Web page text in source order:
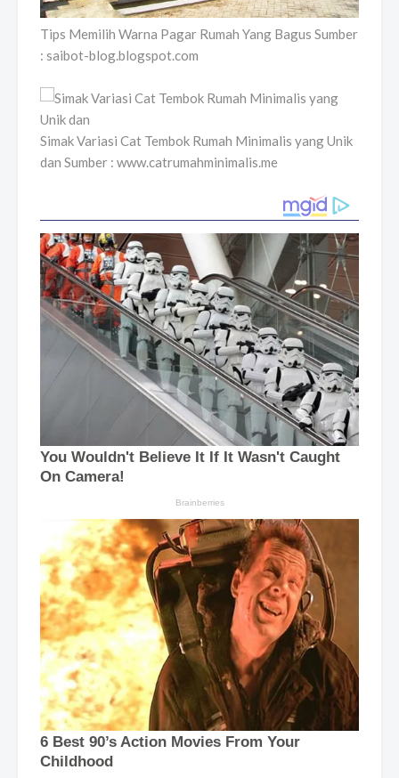
Tips Memilih Warna Pagar Rumah Yang Bagus Sumber
: saibot-blog.blogspot.com
Simak Variasi Cat Tembok Rumah Minimalis yang Unik
dan Sumber : www.catrumahminimalis.me